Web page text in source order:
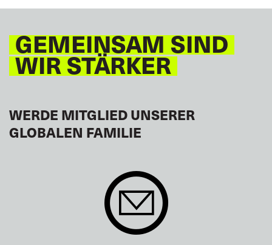
GEMEINSAM SIND
WIR STÄRKER
WERDE MITGLIED UNSERER
GLOBALEN FAMILIE